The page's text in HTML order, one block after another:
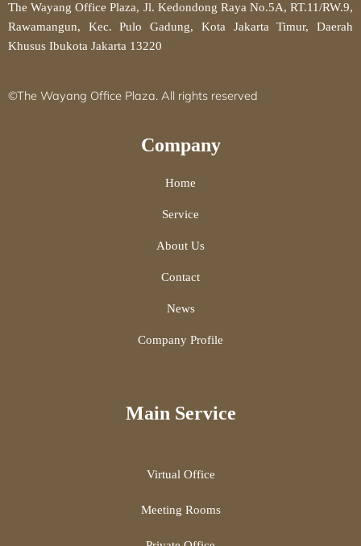
The Wayang Office Plaza, Jl. Kedondong Raya No.5A, RT.11/RW.9,
Rawamangun, Kec. Pulo Gadung, Kota Jakarta Timur, Daerah
Khusus Ibukota Jakarta 13220
©The Wayang Office Plaza. All rights reserved
Company
Home
Service
About Us
Contact
News
Company Profile
Main Service
Virtual Office
Meeting Rooms